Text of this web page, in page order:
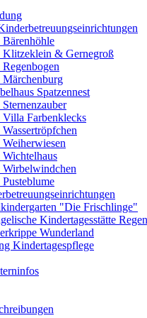
& Gernegroß
Spatzennest
Farbenklecks
"Die Frischlinge"
Kindertagesstätte
Wunderland
Kindertagespflege